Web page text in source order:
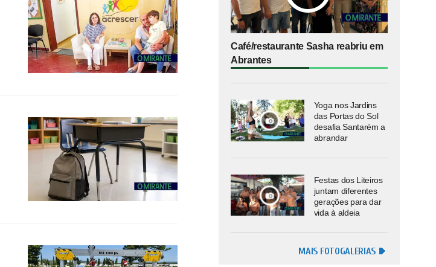
Café/restaurante Sasha reabriu em
Abrantes
Yoga nos Jardins
das Portas do Sol
desafia Santarém a
abrandar
Festas dos Liteiros
juntam diferentes
gerações para dar
vida à aldeia
MAIS FOTOGALERIAS